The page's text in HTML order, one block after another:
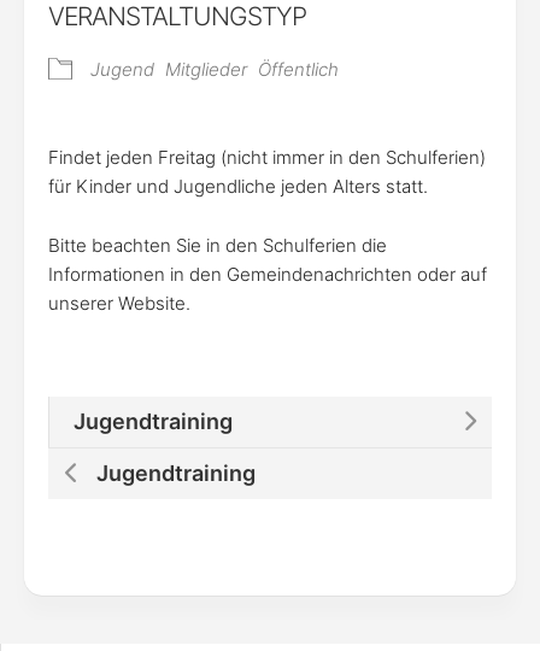
VERANSTALTUNGSTYP
Jugend Mitglieder Öffentlich
Findet jeden Freitag (nicht immer in den Schulferien)
für Kinder und Jugendliche jeden Alters statt.
Bitte beachten Sie in den Schulferien die
Informationen in den Gemeindenachrichten oder auf
unserer Website.
Jugendtraining
Jugendtraining